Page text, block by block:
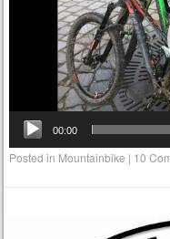
00:00
Posted in Mountainbike | 10